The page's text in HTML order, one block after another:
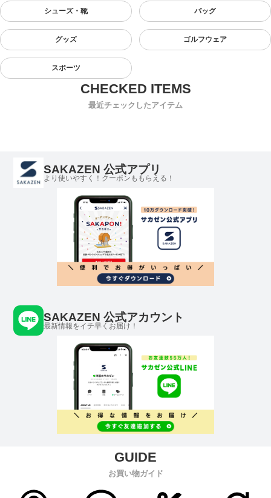
シューズ・靴 バッグ
グッズ ゴルフウェア
スポーツ
最近チェックしたアイテム
SAKAZEN 公式アプリ
より使いやすく！クーポンももらえる！
SAKAZEN 公式アカウント
最新情報をイチ早くお届け！
お買い物ガイド